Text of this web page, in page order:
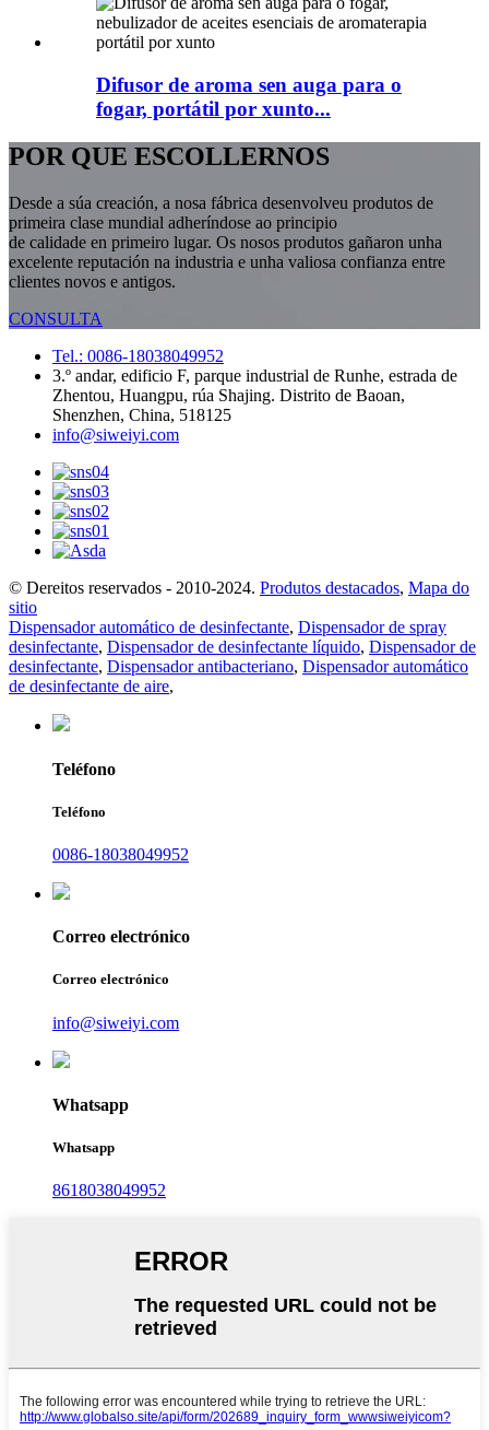
Difusor de aroma sen auga para o
fogar, portátil por xunto...
POR QUE ESCOLLERNOS
Desde a súa creación, a nosa fábrica desenvolveu produtos de
primeira clase mundial adheríndose ao principio
de calidade en primeiro lugar. Os nosos produtos gañaron unha
excelente reputación na industria e unha valiosa confianza entre
clientes novos e antigos.
CONSULTA
Tel.: 0086-18038049952
3.º andar, edificio F, parque industrial de Runhe, estrada de
Zhentou, Huangpu, rúa Shajing. Distrito de Baoan,
Shenzhen, China, 518125
info@siweiyi.com
© Dereitos reservados - 2010-2024. Produtos destacados, Mapa do
sitio
Dispensador automático de desinfectante, Dispensador de spray
desinfectante, Dispensador de desinfectante líquido, Dispensador de
desinfectante, Dispensador antibacteriano, Dispensador automático
de desinfectante de aire,
Teléfono
Teléfono
0086-18038049952
Correo electrónico
Correo electrónico
info@siweiyi.com
Whatsapp
Whatsapp
8618038049952